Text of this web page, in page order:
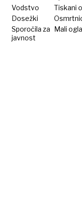
Vodstvo
Dosežki
Sporočila za
javnost
Tiskani
Mali